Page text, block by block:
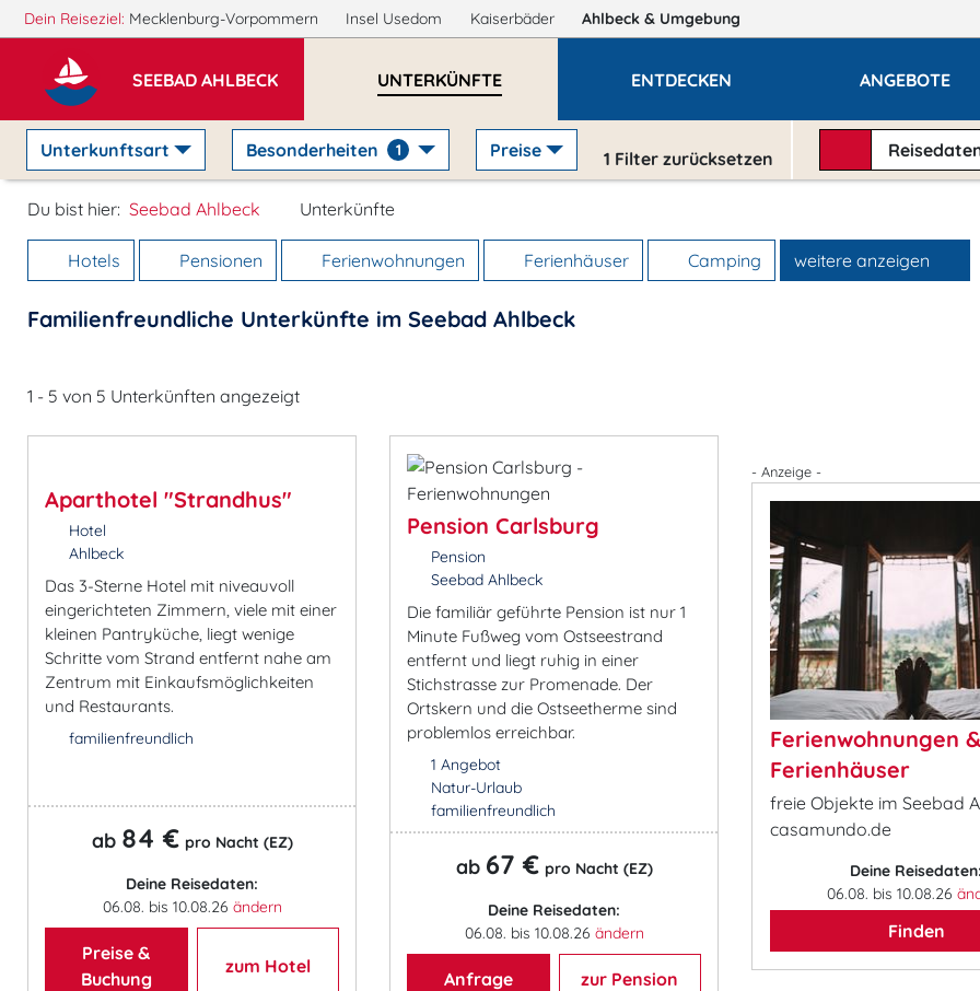
Dein Reiseziel: Mecklenburg-Vorpommern Insel Usedom Kaiserbäder Ahlbeck & Umgebung
SEEBAD AHLBECK UNTERKÜNFTE ENTDECKEN ANGEBOTE
Unterkunftsart Besonderheiten 1 Preise 1 Filter zurücksetzen
Du bist hier: Seebad Ahlbeck Unterkünfte
Hotels Pensionen Ferienwohnungen Ferienhäuser Camping weitere anzeigen
Familienfreundliche Unterkünfte im Seebad Ahlbeck
1 - 5 von 5 Unterkünften angezeigt
Aparthotel "Strandhus"
Hotel
Ahlbeck
Das 3-Sterne Hotel mit niveauvoll
eingerichteten Zimmern, viele mit einer
kleinen Pantryküche, liegt wenige
Schritte vom Strand entfernt nahe am
Zentrum mit Einkaufsmöglichkeiten
und Restaurants.
familienfreundlich
ab 84 € pro Nacht (EZ)
Deine Reisedaten:
06.08. bis 10.08.26 ändern
Preise &
Buchung
zum Hotel
Pension Carlsburg
Pension
Seebad Ahlbeck
Die familiär geführte Pension ist nur 1
Minute Fußweg vom Ostseestrand
entfernt und liegt ruhig in einer
Stichstrasse zur Promenade. Der
Ortskern und die Ostseetherme sind
problemlos erreichbar.
1 Angebot
Natur-Urlaub
familienfreundlich
ab 67 € pro Nacht (EZ)
Deine Reisedaten:
06.08. bis 10.08.26 ändern
Anfrage zur Pension
- Anzeige -
Ferienwohnungen &
Ferienhäuser
freie Objekte im Seebad
casamundo.de
Deine
06.08. bis 10.08.26
Finden